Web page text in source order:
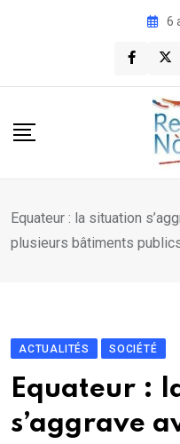
6
Equateur : la situation
plusieurs bâtiments
ACTUALITÉS SOCIÉTÉ
Equateur :
s’aggrave